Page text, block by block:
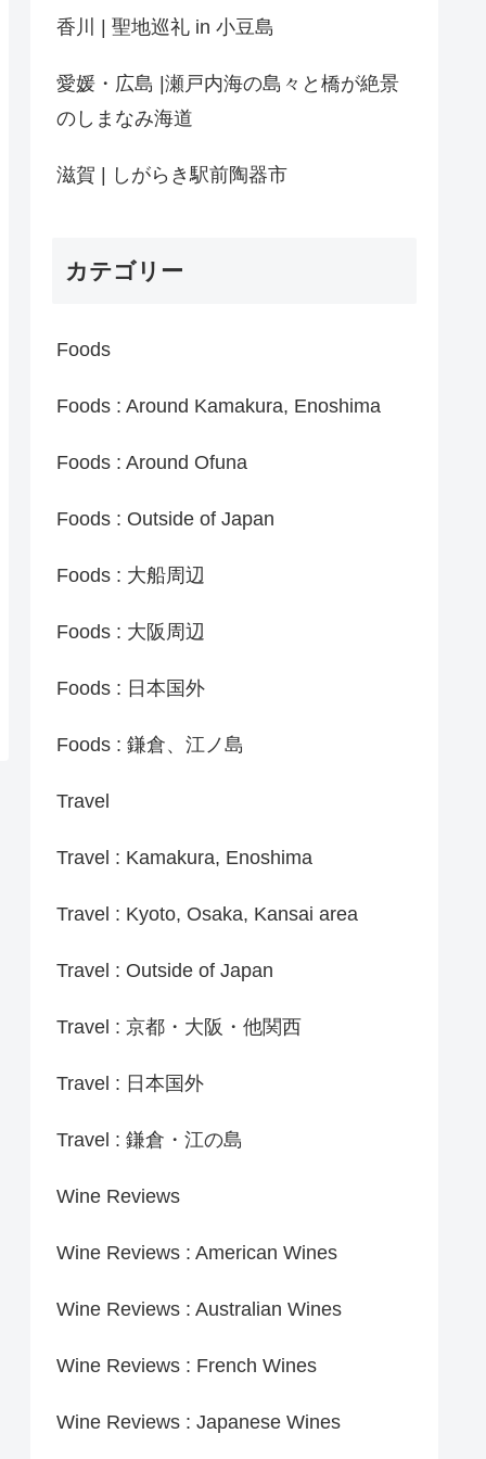
香川 | 聖地巡礼 in 小豆島
愛媛・広島 |瀬戸内海の島々と橋が絶景
のしまなみ海道
滋賀 | しがらき駅前陶器市
カテゴリー
Foods
Foods : Around Kamakura, Enoshima
Foods : Around Ofuna
Foods : Outside of Japan
Foods : 大船周辺
Foods : 大阪周辺
Foods : 日本国外
Foods : 鎌倉、江ノ島
Travel
Travel : Kamakura, Enoshima
Travel : Kyoto, Osaka, Kansai area
Travel : Outside of Japan
Travel : 京都・大阪・他関西
Travel : 日本国外
Travel : 鎌倉・江の島
Wine Reviews
Wine Reviews : American Wines
Wine Reviews : Australian Wines
Wine Reviews : French Wines
Wine Reviews : Japanese Wines